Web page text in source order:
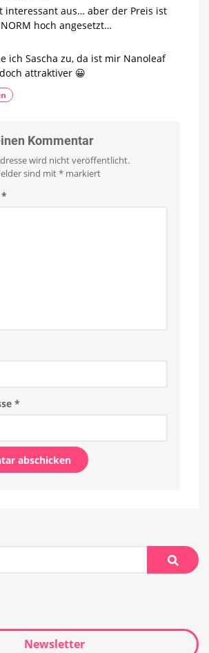
interessant aus… aber der Preis ist
hoch angesetzt…
ich Sascha zu, da ist mir Nanoleaf
attraktiver 😀
Kommentar
wird nicht veröffentlicht.
sind mit* markiert
*
*
Suche
Newsletter